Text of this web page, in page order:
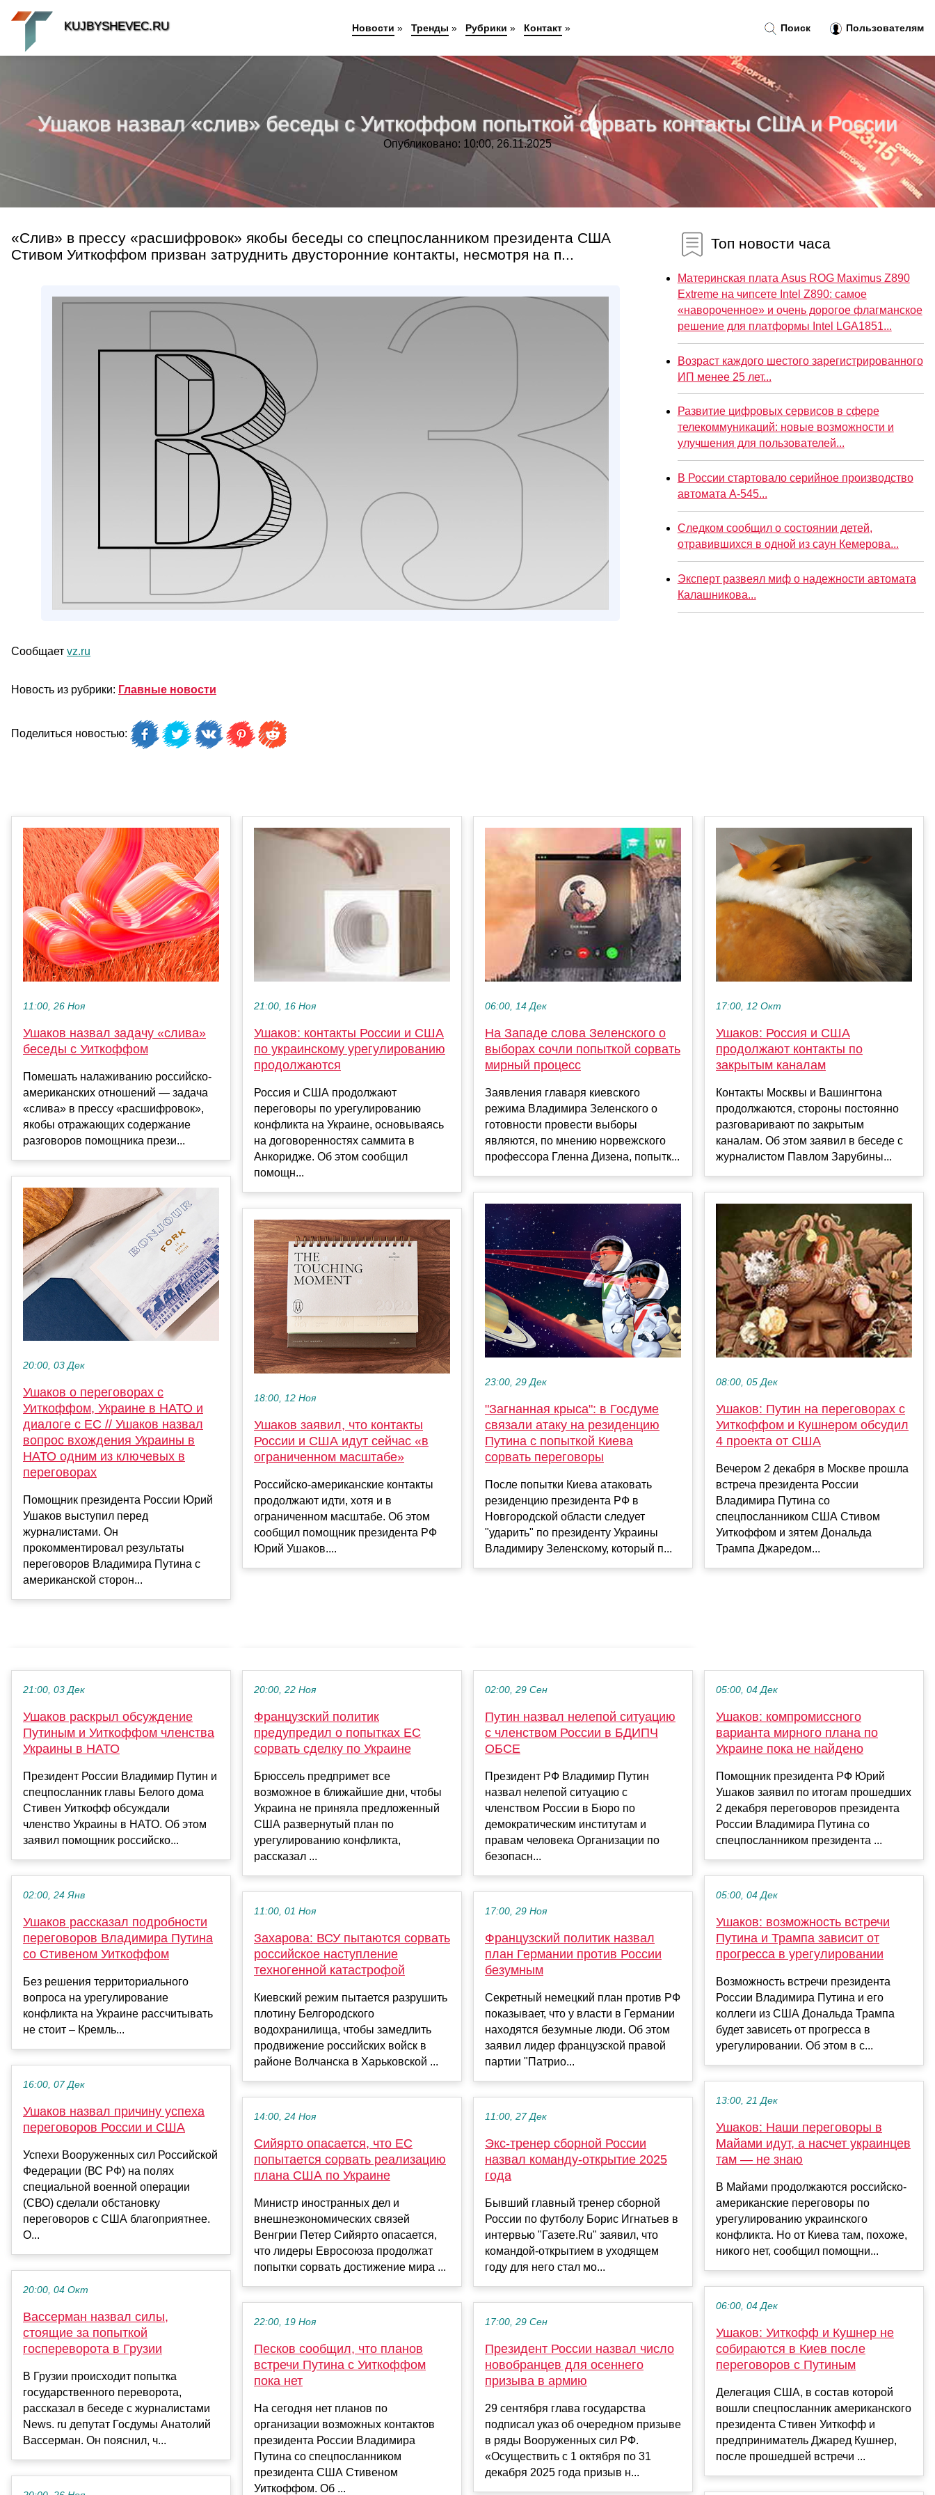
Ушаков назвал «слив» беседы с Уиткоффом попыткой сорвать контакты США и России
Опубликовано: 10:00, 26.11.2025
«Слив» в прессу «расшифровок» якобы беседы со спецпосланником президента США
Стивом Уиткоффом призван затруднить двусторонние контакты, несмотря на п...
Сообщает vz.ru
Новость из рубрики: Главные новости
Поделиться новостью:
Топ новости часа
Материнская плата Asus ROG Maximus Z890
Extreme на чипсете Intel Z890: самое
«навороченное» и очень дорогое флагманское
решение для платформы Intel LGA1851...
Возраст каждого шестого зарегистрированного
ИП менее 25 лет...
Развитие цифровых сервисов в сфере
телекоммуникаций: новые возможности и
улучшения для пользователей...
В России стартовало серийное производство
автомата А-545...
Следком сообщил о состоянии детей,
отравившихся в одной из саун Кемерова...
Эксперт развеял миф о надежности автомата
Калашникова...
11:00, 26 Ноя
Ушаков назвал задачу «слива»
беседы с Уиткоффом
Помешать налаживанию российско-
американских отношений — задача
«слива» в прессу «расшифровок»,
якобы отражающих содержание
разговоров помощника прези...
20:00, 03 Дек
Ушаков о переговорах с
Уиткоффом, Украине в НАТО и
диалоге с ЕС // Ушаков назвал
вопрос вхождения Украины в
НАТО одним из ключевых в
переговорах
Помощник президента России Юрий
Ушаков выступил перед
журналистами. Он
прокомментировал результаты
переговоров Владимира Путина с
американской сторон...
21:00, 16 Ноя
Ушаков: контакты России и США
по украинскому урегулированию
продолжаются
Россия и США продолжают
переговоры по урегулированию
конфликта на Украине, основываясь
на договоренностях саммита в
Анкоридже. Об этом сообщил
помощн...
18:00, 12 Ноя
Ушаков заявил, что контакты
России и США идут сейчас «в
ограниченном масштабе»
Российско-американские контакты
продолжают идти, хотя и в
ограниченном масштабе. Об этом
сообщил помощник президента РФ
Юрий Ушаков....
06:00, 14 Дек
На Западе слова Зеленского о
выборах сочли попыткой сорвать
мирный процесс
Заявления главаря киевского
режима Владимира Зеленского о
готовности провести выборы
являются, по мнению норвежского
профессора Гленна Дизена, попытк...
23:00, 29 Дек
"Загнанная крыса": в Госдуме
связали атаку на резиденцию
Путина с попыткой Киева
сорвать переговоры
После попытки Киева атаковать
резиденцию президента РФ в
Новгородской области следует
"ударить" по президенту Украины
Владимиру Зеленскому, который п...
17:00, 12 Окт
Ушаков: Россия и США
продолжают контакты по
закрытым каналам
Контакты Москвы и Вашингтона
продолжаются, стороны постоянно
разговаривают по закрытым
каналам. Об этом заявил в беседе с
журналистом Павлом Зарубины...
08:00, 05 Дек
Ушаков: Путин на переговорах с
Уиткоффом и Кушнером обсудил
4 проекта от США
Вечером 2 декабря в Москве прошла
встреча президента России
Владимира Путина со
спецпосланником США Стивом
Уиткоффом и зятем Дональда
Трампа Джаредом...
21:00, 03 Дек
Ушаков раскрыл обсуждение
Путиным и Уиткоффом членства
Украины в НАТО
Президент России Владимир Путин и
спецпосланник главы Белого дома
Стивен Уиткофф обсуждали
членство Украины в НАТО. Об этом
заявил помощник российско...
02:00, 24 Янв
Ушаков рассказал подробности
переговоров Владимира Путина
со Стивеном Уиткоффом
Без решения территориального
вопроса на урегулирование
конфликта на Украине рассчитывать
не стоит – Кремль...
16:00, 07 Дек
Ушаков назвал причину успеха
переговоров России и США
Успехи Вооруженных сил Российской
Федерации (ВС РФ) на полях
специальной военной операции
(СВО) сделали обстановку
переговоров с США благоприятнее.
О...
20:00, 04 Окт
Вассерман назвал силы,
стоящие за попыткой
госпереворота в Грузии
В Грузии происходит попытка
государственного переворота,
рассказал в беседе с журналистами
News. ru депутат Госдумы Анатолий
Вассерман. Он пояснил, ч...
20:00, 22 Ноя
Французский политик
предупредил о попытках ЕС
сорвать сделку по Украине
Брюссель предпримет все
возможное в ближайшие дни, чтобы
Украина не приняла предложенный
США развернутый план по
урегулированию конфликта,
рассказал ...
11:00, 01 Ноя
Захарова: ВСУ пытаются сорвать
российское наступление
техногенной катастрофой
Киевский режим пытается разрушить
плотину Белгородского
водохранилища, чтобы замедлить
продвижение российских войск в
районе Волчанска в Харьковской ...
14:00, 24 Ноя
Сийярто опасается, что ЕС
попытается сорвать реализацию
плана США по Украине
Министр иностранных дел и
внешнеэкономических связей
Венгрии Петер Сийярто опасается,
что лидеры Евросоюза продолжат
попытки сорвать достижение мира ...
22:00, 19 Ноя
Песков сообщил, что планов
встречи Путина с Уиткоффом
пока нет
На сегодня нет планов по
организации возможных контактов
президента России Владимира
Путина со спецпосланником
президента США Стивеном
Уиткоффом. Об ...
02:00, 29 Сен
Путин назвал нелепой ситуацию
с членством России в БДИПЧ
ОБСЕ
Президент РФ Владимир Путин
назвал нелепой ситуацию с
членством России в Бюро по
демократическим институтам и
правам человека Организации по
безопасн...
17:00, 29 Ноя
Французский политик назвал
план Германии против России
безумным
Секретный немецкий план против РФ
показывает, что у власти в Германии
находятся безумные люди. Об этом
заявил лидер французской правой
партии "Патрио...
11:00, 27 Дек
Экс-тренер сборной России
назвал команду-открытие 2025
года
Бывший главный тренер сборной
России по футболу Борис Игнатьев в
интервью "Газете.Ru" заявил, что
командой-открытием в уходящем
году для него стал мо...
17:00, 29 Сен
Президент России назвал число
новобранцев для осеннего
призыва в армию
29 сентября глава государства
подписал указ об очередном призыве
в ряды Вооруженных сил РФ.
«Осуществить с 1 октября по 31
декабря 2025 года призыв н...
05:00, 04 Дек
Ушаков: компромиссного
варианта мирного плана по
Украине пока не найдено
Помощник президента РФ Юрий
Ушаков заявил по итогам прошедших
2 декабря переговоров президента
России Владимира Путина со
спецпосланником президента ...
05:00, 04 Дек
Ушаков: возможность встречи
Путина и Трампа зависит от
прогресса в урегулировании
Возможность встречи президента
России Владимира Путина и его
коллеги из США Дональда Трампа
будет зависеть от прогресса в
урегулировании. Об этом в с...
13:00, 21 Дек
Ушаков: Наши переговоры в
Майами идут, а насчет украинцев
там — не знаю
В Майами продолжаются российско-
американские переговоры по
урегулированию украинского
конфликта. Но от Киева там, похоже,
никого нет, сообщил помощни...
06:00, 04 Дек
Ушаков: Уиткофф и Кушнер не
собираются в Киев после
переговоров с Путиным
Делегация США, в состав которой
вошли спецпосланник американского
президента Стивен Уиткофф и
предприниматель Джаред Кушнер,
после прошедшей встречи ...
Поиск Пользователям
KUJBYSHEVEC.RU Новости » Тренды » Рубрики » Контакт»